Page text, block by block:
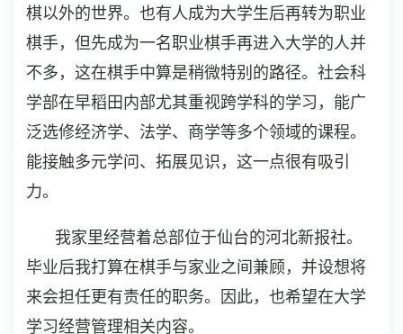
棋以外的世界。也有人成为大学生后再转为职业
棋手，但先成为一名职业棋手再进入大学的人并
不多，这在棋手中算是稍微特别的路径。社会科
学部在早稻田内部尤其重视跨学科的学习，能广
泛选修经济学、法学、商学等多个领域的课程。
能接触多元学问、拓展见识，这一点很有吸引
力。
我家里经营着总部位于仙台的河北新报社。
毕业后我打算在棋手与家业之间兼顾，并设想将
来会担任更有责任的职务。因此，也希望在大学
学习经营管理相关内容。